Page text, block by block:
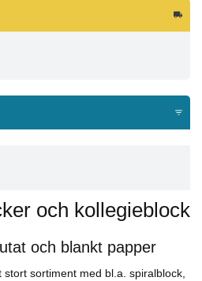
och kollegieblock
och blankt papper
sortiment med bl.a. spiralblock,